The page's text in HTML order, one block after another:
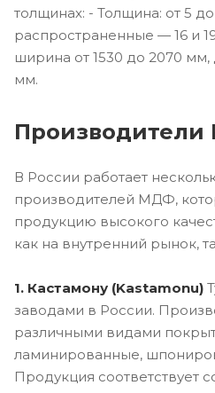
толщинах: - Толщина: от 5
распространенные — 16 и
ширина от 1530 до 2070 мм,
мм.
В России работает
производителей МДФ,
продукцию высокого
как на внутренний рынок,
1. Кастамону (Kastamonu)
заводами в России.
различными видами
ламинированные,
Продукция соответствует